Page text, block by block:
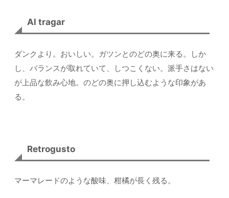
Al tragar
ダンクより。おいしい。ガツンとのどの奥に来る。しか
し、バランスが取れていて、しつこくない。派手さはない
が上品な飲み心地。のどの奥に押し込むような印象があ
る。
Retrogusto
マーマレードのような酸味、柑橘が長く残る。